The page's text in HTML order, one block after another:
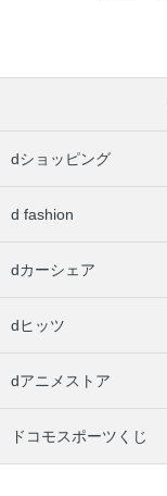
dショッピング
d fashion
dカーシェア
dヒッツ
dアニメストア
ドコモスポーツくじ